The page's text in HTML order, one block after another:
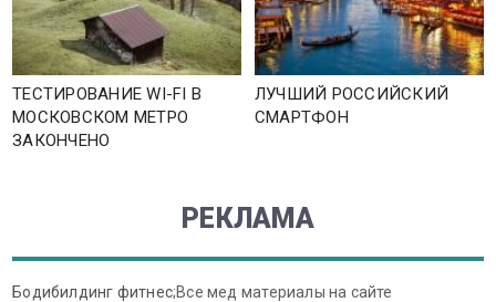
ТЕСТИРОВАНИЕ WI-FI В
МОСКОВСКОМ МЕТРО
ЗАКОНЧЕНО
ЛУЧШИЙ РОССИЙСКИЙ
СМАРТФОН
РЕКЛАМА
Бодибилдинг фитнес;Все мед материалы на сайте